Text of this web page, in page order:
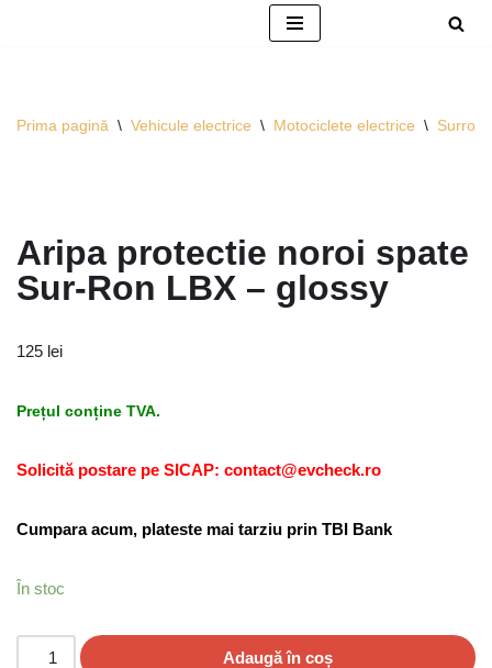
Prima pagină \ Vehicule electrice \ Motociclete electrice \ Surron
Aripa protectie noroi spate
Sur-Ron LBX – glossy
125 lei
Prețul conține TVA.
Solicită postare pe SICAP: contact@evcheck.ro
Cumpara acum, plateste mai tarziu prin TBI Bank
În stoc
Adaugă în coș